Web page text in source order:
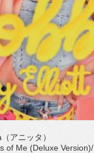
（アニッタ）
of Me (Deluxe Version)/